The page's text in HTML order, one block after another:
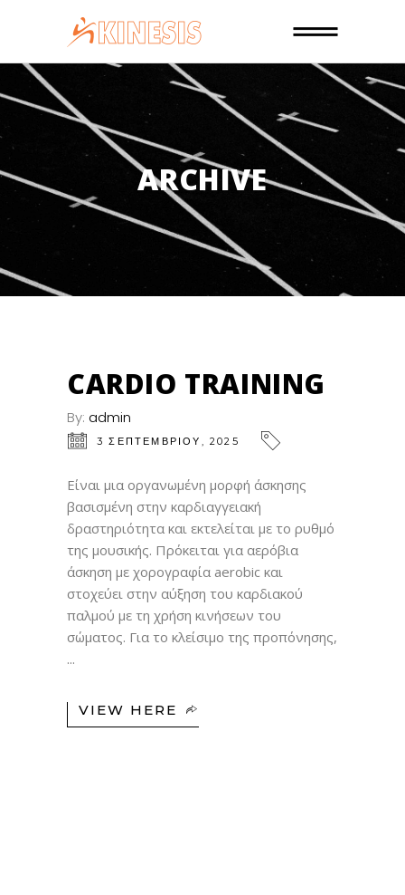
ARCHIVE
CARDIO TRAINING
By: admin
3 ΣΕΠΤΕΜΒΡΊΟΥ, 2025
Είναι μια οργανωμένη μορφή άσκησης
βασισμένη στην καρδιαγγειακή
δραστηριότητα και εκτελείται με το ρυθμό
της μουσικής. Πρόκειται για αερόβια
άσκηση με χορογραφία aerobic και
στοχεύει στην αύξηση του καρδιακού
παλμού με τη χρήση κινήσεων του
σώματος. Για το κλείσιμο της προπόνησης,
VIEW HERE